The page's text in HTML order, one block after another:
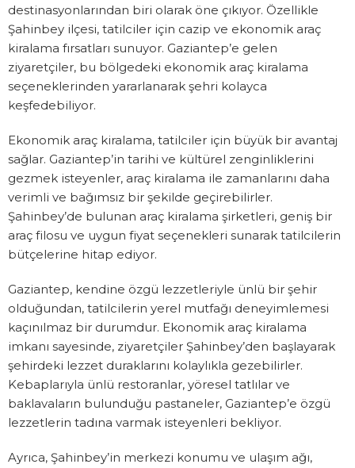
destinasyonlarından biri olarak öne çıkıyor. Özellikle
Şahinbey ilçesi, tatilciler için cazip ve ekonomik araç
kiralama fırsatları sunuyor. Gaziantep’e gelen
ziyaretçiler, bu bölgedeki ekonomik araç kiralama
seçeneklerinden yararlanarak şehri kolayca
keşfedebiliyor.
Ekonomik araç kiralama, tatilciler için büyük bir avantaj
sağlar. Gaziantep’in tarihi ve kültürel zenginliklerini
gezmek isteyenler, araç kiralama ile zamanlarını daha
verimli ve bağımsız bir şekilde geçirebilirler.
Şahinbey’de bulunan araç kiralama şirketleri, geniş bir
araç filosu ve uygun fiyat seçenekleri sunarak tatilcilerin
bütçelerine hitap ediyor.
Gaziantep, kendine özgü lezzetleriyle ünlü bir şehir
olduğundan, tatilcilerin yerel mutfağı deneyimlemesi
kaçınılmaz bir durumdur. Ekonomik araç kiralama
imkanı sayesinde, ziyaretçiler Şahinbey’den başlayarak
şehirdeki lezzet duraklarını kolaylıkla gezebilirler.
Kebaplarıyla ünlü restoranlar, yöresel tatlılar ve
baklavaların bulunduğu pastaneler, Gaziantep’e özgü
lezzetlerin tadına varmak isteyenleri bekliyor.
Ayrıca, Şahinbey’in merkezi konumu ve ulaşım ağı,